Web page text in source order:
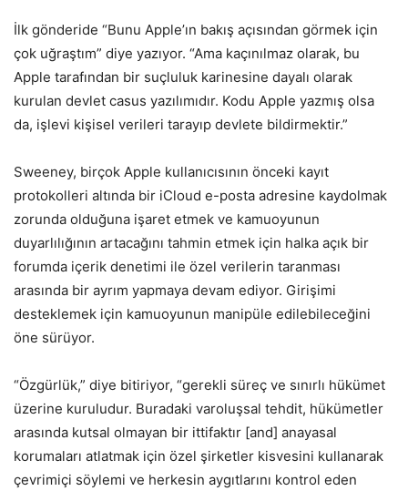
İlk gönderide “Bunu Apple’ın bakış açısından görmek için
çok uğraştım” diye yazıyor. “Ama kaçınılmaz olarak, bu
Apple tarafından bir suçluluk karinesine dayalı olarak
kurulan devlet casus yazılımıdır. Kodu Apple yazmış olsa
da, işlevi kişisel verileri tarayıp devlete bildirmektir.”
Sweeney, birçok Apple kullanıcısının önceki kayıt
protokolleri altında bir iCloud e-posta adresine kaydolmak
zorunda olduğuna işaret etmek ve kamuoyunun
duyarlılığının artacağını tahmin etmek için halka açık bir
forumda içerik denetimi ile özel verilerin taranması
arasında bir ayrım yapmaya devam ediyor. Girişimi
desteklemek için kamuoyunun manipüle edilebileceğini
öne sürüyor.
“Özgürlük,” diye bitiriyor, “gerekli süreç ve sınırlı hükümet
üzerine kuruludur. Buradaki varoluşsal tehdit, hükümetler
arasında kutsal olmayan bir ittifaktır [and] anayasal
korumaları atlatmak için özel şirketler kisvesini kullanarak
çevrimiçi söylemi ve herkesin aygıtlarını kontrol eden